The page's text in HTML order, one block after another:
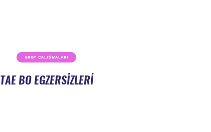
GRUP ÇALIŞMALARI
TAE BO EGZERSIZLERI